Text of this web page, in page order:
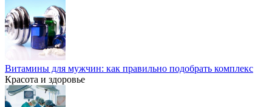
Витамины для мужчин: как правильно подобрать комплекс
Красота и здоровье